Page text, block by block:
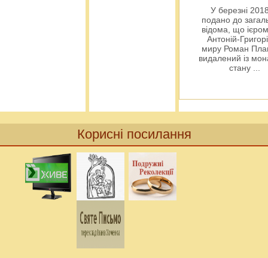
У березні
подано до
відома, що
Антоній-
миру Роман
видалений із
стану ...
Корисні посилання